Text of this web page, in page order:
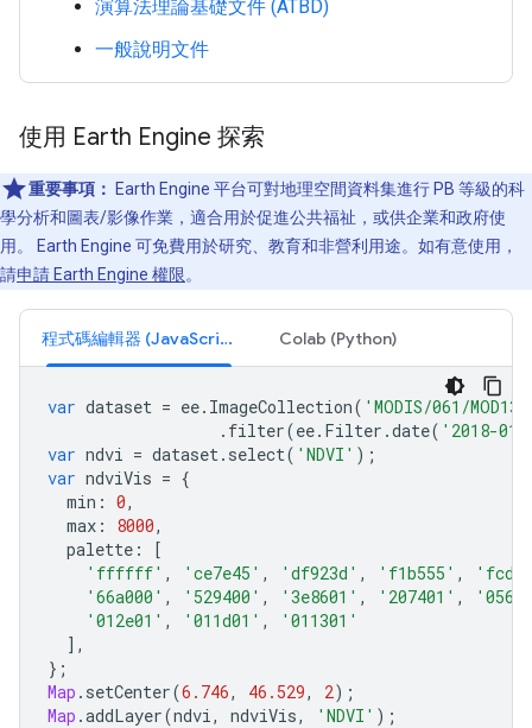
演算法理論基礎文件 (ATBD)
一般說明文件
使用 Earth Engine 探索
重要事項：
Earth Engine 平台可對地理空間資料集進行 PB 等級的科
學分析和圖表/影像作業，適合用於促進公共福祉，或供企業和政府使
用。 Earth Engine 可免費用於研究、教育和非營利用途。如有意使用，
請申請 Earth Engine 權限。
程式碼編輯器 (JavaScript) Colab (Python)
var dataset = ee. ImageCollection( 'MODIS/061/
. filter(ee. Filter .date( '2018-
var ndvi = dataset. select( 'NDVI' );
var ndviVis = {
min : 0,
max : 8000,
palette :
[
'ffffff' , 'ce7e45' , 'df923d' , 'f1b555' ,
'66a000' , '529400' , '3e8601' , '207401' ,
'012e01' , '011d01' ,
'011301'
],
};
Map . setCenter(6.746, 46.529, 2);
Map .addLayer(ndvi, ndviVis, 'NDVI' );